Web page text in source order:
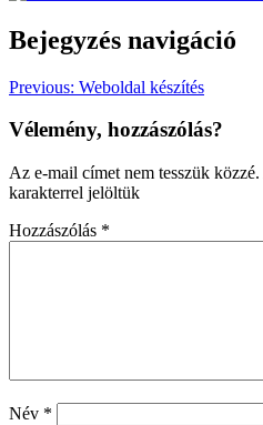
Bejegyzés navigáció
Previous: Weboldal készítés
Vélemény, hozzászólás?
Az e-mail címet nem tesszük közzé.
karakterrel jelöltük
Hozzászólás *
Név *